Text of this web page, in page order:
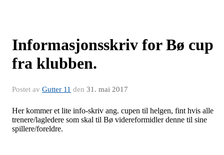
Informasjonsskriv for Bø cup
fra klubben.
Postet av Gutter 11 den 31. mai 2017
Her kommer et lite info-skriv ang. cupen til helgen, fint hvis alle
trenere/lagledere som skal til Bø videreformidler denne til sine
spillere/foreldre.